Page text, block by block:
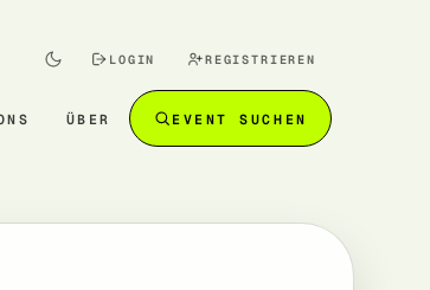
LOGIN REGISTRIEREN
ÜBER EVENT SUCHEN